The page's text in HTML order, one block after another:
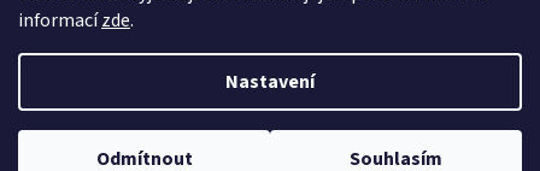
informacízde.
Nastavení
Odmítnout Souhlasím
Vytvořil Shoptet
Copyright 2026
NakupTextil - reklamní textil Adler / Malfini -